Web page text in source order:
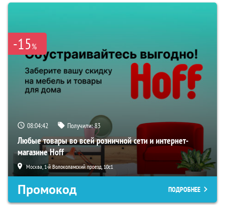
-15%
08:04:41 Получили:83
Любые товары во всей розничной сети и интернет-
магазине Hoff
Москва, 1-й Волоколамский проезд, 10с1
Промокод ПОДРОБНЕЕ